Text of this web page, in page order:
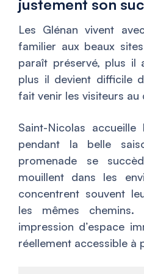
justement son
Les Glénan vivent
familier aux beaux
paraît préservé, plus il
plus il devient difficile
fait venir les visiteurs au
Saint-Nicolas
pendant la belle
promenade se
mouillent dans les
concentrent souvent
les mêmes
impression d’espace
réellement accessible à